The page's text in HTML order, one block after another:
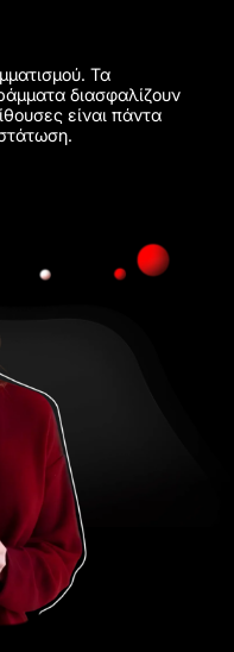
Τα
διασφαλίζουν
είναι πάντα